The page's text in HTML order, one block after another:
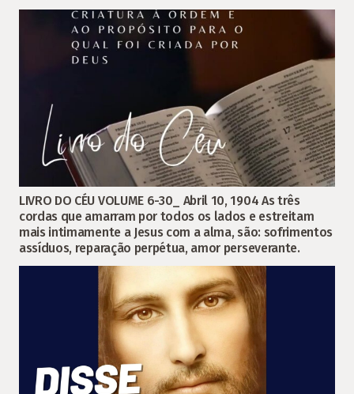
LIVRO DO CÉU VOLUME 6-30_ Abril 10, 1904 As três
cordas que amarram por todos os lados e estreitam
mais intimamente a Jesus com a alma, são: sofrimentos
assíduos, reparação perpétua, amor perseverante.